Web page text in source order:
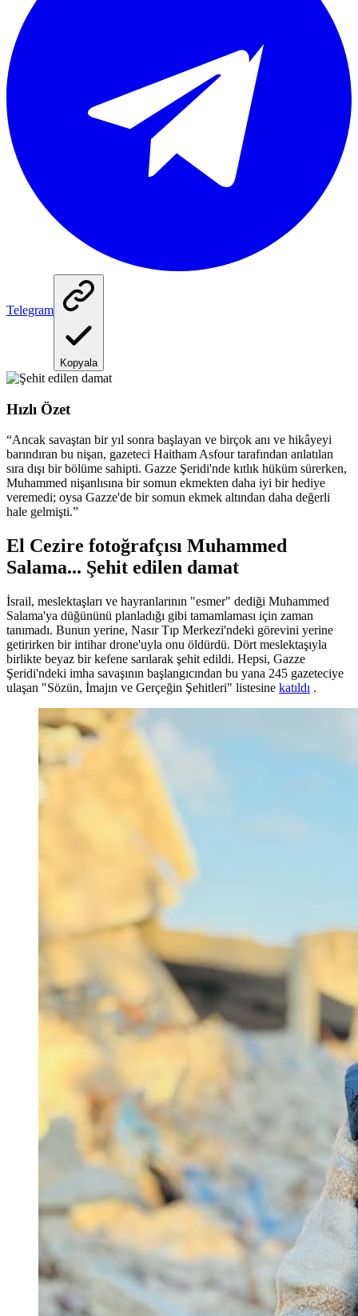
Telegram
Kopyala
Hızlı Özet
“Ancak savaştan bir yıl sonra başlayan ve birçok anı ve hikâyeyi
barındıran bu nişan, gazeteci Haitham Asfour tarafından anlatılan
sıra dışı bir bölüme sahipti. Gazze Şeridi'nde kıtlık hüküm sürerken,
Muhammed nişanlısına bir somun ekmekten daha iyi bir hediye
veremedi; oysa Gazze'de bir somun ekmek altından daha değerli
hale gelmişti.”
El Cezire fotoğrafçısı Muhammed
Salama... Şehit edilen damat
İsrail, meslektaşları ve hayranlarının "esmer" dediği Muhammed
Salama'ya düğününü planladığı gibi tamamlaması için zaman
tanımadı. Bunun yerine, Nasır Tıp Merkezi'ndeki görevini yerine
getirirken bir intihar drone'uyla onu öldürdü. Dört meslektaşıyla
birlikte beyaz bir kefene sarılarak şehit edildi. Hepsi, Gazze
Şeridi'ndeki imha savaşının başlangıcından bu yana 245 gazeteciye
ulaşan "Sözün, İmajın ve Gerçeğin Şehitleri" listesine katıldı .